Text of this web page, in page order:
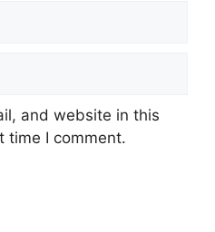
and website in this
time I comment.